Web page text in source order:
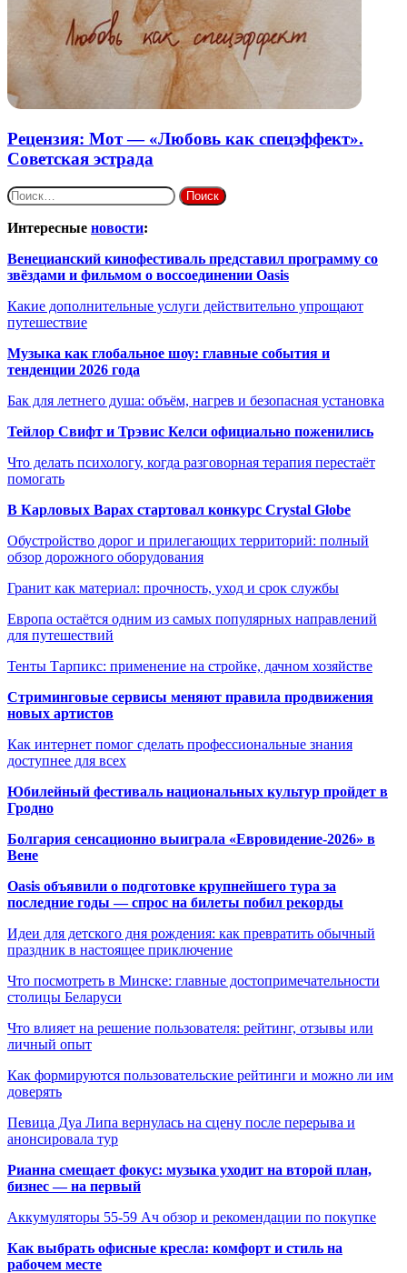
Рецензия: Мот — «Любовь как спецэффект».
Советская эстрада
Найти:
Интересные новости:
Венецианский кинофестиваль представил программу со
звёздами и фильмом о воссоединении Oasis
Какие дополнительные услуги действительно упрощают
путешествие
Музыка как глобальное шоу: главные события и
тенденции 2026 года
Бак для летнего душа: объём, нагрев и безопасная установка
Тейлор Свифт и Трэвис Келси официально поженились
Что делать психологу, когда разговорная терапия перестаёт
помогать
В Карловых Варах стартовал конкурс Crystal Globe
Обустройство дорог и прилегающих территорий: полный
обзор дорожного оборудования
Гранит как материал: прочность, уход и срок службы
Европа остаётся одним из самых популярных направлений
для путешествий
Тенты Тарпикс: применение на стройке, дачном хозяйстве
Стриминговые сервисы меняют правила продвижения
новых артистов
Как интернет помог сделать профессиональные знания
доступнее для всех
Юбилейный фестиваль национальных культур пройдет в
Гродно
Болгария сенсационно выиграла «Евровидение-2026» в
Вене
Oasis объявили о подготовке крупнейшего тура за
последние годы — спрос на билеты побил рекорды
Идеи для детского дня рождения: как превратить обычный
праздник в настоящее приключение
Что посмотреть в Минске: главные достопримечательности
столицы Беларуси
Что влияет на решение пользователя: рейтинг, отзывы или
личный опыт
Как формируются пользовательские рейтинги и можно ли им
доверять
Певица Дуа Липа вернулась на сцену после перерыва и
анонсировала тур
Рианна смещает фокус: музыка уходит на второй план,
бизнес — на первый
Аккумуляторы 55-59 Ач обзор и рекомендации по покупке
Как выбрать офисные кресла: комфорт и стиль на
рабочем месте